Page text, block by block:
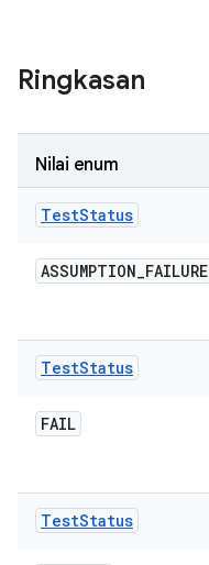
Ringkasan
Nilai enum
TestStatus
ASSUMPTION_FAILURE
TestStatus
FAIL
TestStatus